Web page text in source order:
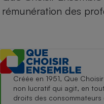
rémunération des
Créée en 1951, Que
non lucratif qui agit, en
droits des